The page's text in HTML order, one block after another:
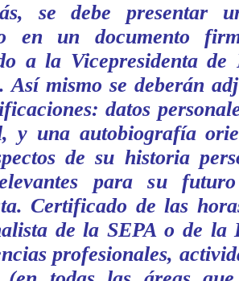
se debe presentar
en un documento
a la Vicepresidenta de
Así mismo se deberán
datos
y una autobiografía
de su historia
para su
Certificado de las
de la SEPA o de la
profesionales,